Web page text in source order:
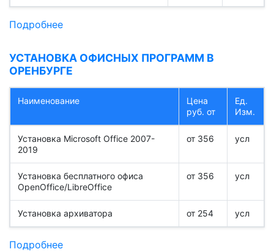
Подробнее
УСТАНОВКА ОФИСНЫХ ПРОГРАММ В
ОРЕНБУРГЕ
Наименование
Цена
руб. от
Ед.
Изм.
Установка Microsoft Office 2007-
2019
от 356 усл
Установка бесплатного офиса
OpenOffice/LibreOffice
от 356 усл
Установка архиватора от 254 усл
Подробнее